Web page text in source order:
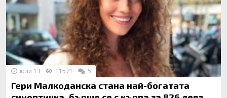
Гери Малкоданска стана най-богатата
юли 13 11571 5